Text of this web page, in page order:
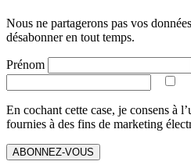
Nous ne partagerons pas vos
désabonner en tout temps.
Prénom
En cochant cette case, je consens à
fournies à des fins de marketing
ABONNEZ-VOUS